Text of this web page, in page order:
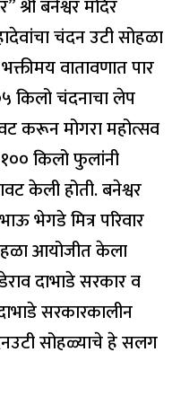
श्री बनेश्वर मंदिर
चंदन उटी सोहळा
वातावणात पार
किलो चंदनाचा लेप
करून मोगरा महोत्सव
किलो फुलांनी
केली होती. बनेश्वर
भेगडे मित्र परिवार
आयोजीत केला
दाभाडे सरकार व
सरकारकालीन
सोहळ्याचे हे सलग